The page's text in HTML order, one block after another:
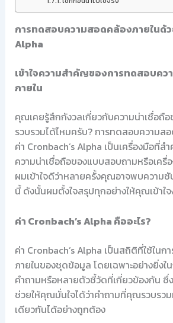
การทดสอบความสอดคล้องภายในด้ว
Alpha
เข้าใจความสำคัญของการทดสอบค
ภายใน
คุณเคยรู้สึกกังวลเกี่ยวกับความน่าเชื่อถื
รวบรวมได้ไหมครับ? การทดสอบความส
ค่า Cronbach’s Alpha เป็นเครื่องมือที่ส
ความน่าเชื่อถือของแบบสอบถามหรือเค
ผมเข้าใจดีว่าหลายครั้งคุณอาจพบความซั
นี้ ดังนั้นผมตั้งใจสรุปทุกอย่างให้คุณเข้าใ
ค่า Cronbach’s Alpha คืออะไร?
ค่า Cronbach’s Alpha เป็นสถิติที่ใช้ใน
ภายในของชุดข้อมูล โดยเฉพาะอย่างยิ่งใ
คำถามหรือหลายตัวชี้วัดที่เกี่ยวข้องกัน ซึ่
ช่วยให้คุณมั่นใจได้ว่าคำถามที่คุณรวบรว
เดียวกันได้อย่างถูกต้อง